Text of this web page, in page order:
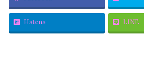
Hatena LINE